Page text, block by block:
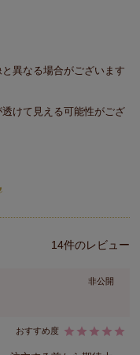
異なる場合がございます
けて見える可能性がござ
14
非公開